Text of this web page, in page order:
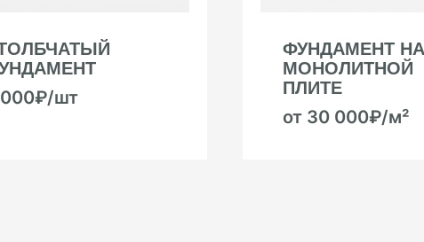
шт
ФУНДАМЕНТ НА
МОНОЛИТНОЙ
ПЛИТЕ
от 30 000₽/м²